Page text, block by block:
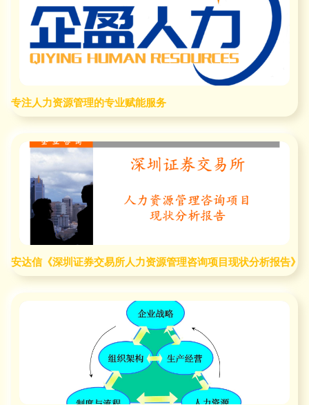
专注人力资源管理的专业赋能服务
安达信《深圳证券交易所人力资源管理咨询项目现状分析报告》